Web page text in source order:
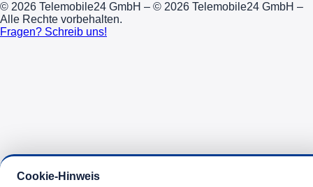
© 2026 Telemobile24 GmbH – © 2026 Telemobile24 GmbH –
Alle Rechte vorbehalten.
Fragen? Schreib uns!
Cookie-Hinweis